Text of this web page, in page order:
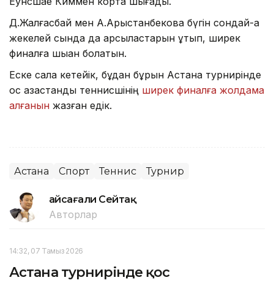
Д.Жалғасбай мен А.Арыстанбекова бүгін сондай-ақ
жекелей сында да қарсыластарын ұтып, ширек
финалға шыққан болатын.
Еске сала кетейік, бұдан бұрын Астана турнирінде
қос қазақстандық теннисшінің ширек финалға жолдама
алғанын жазған едік.
Астана Спорт Теннис Турнир
Ғайсағали Сейтақ
Авторлар
14:32, 07 Тамыз 2026
Астана турнирінде қос